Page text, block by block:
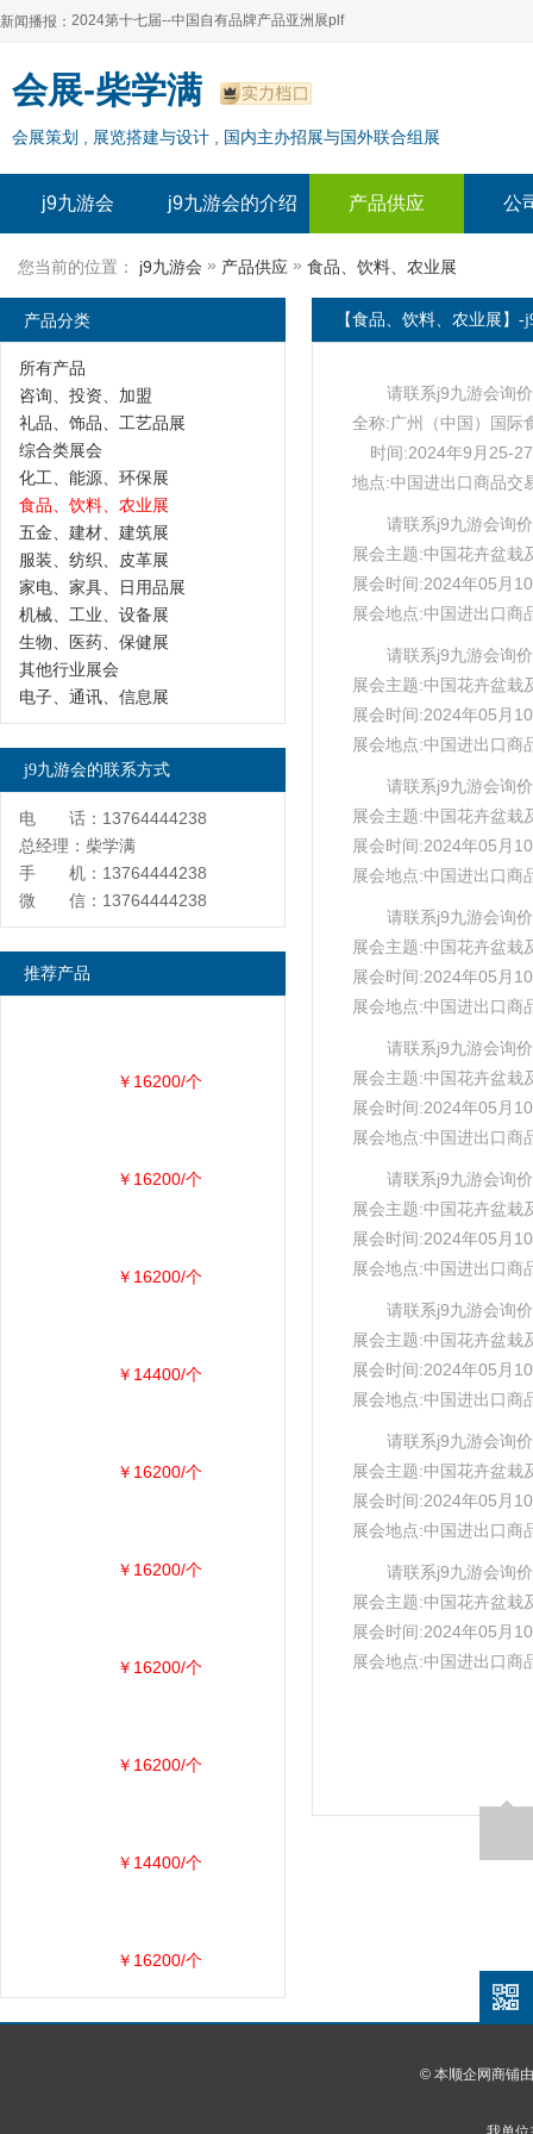
新闻播报：
2024上海自有品牌展--百货展|食品展 零售展|oem展
2024全球自有--品牌产品亚洲展（plf）
2024上海自有品牌展--2024上海oem 贴牌代加工展
2024第十七届--中国自有品牌产品亚洲展plf
2024全球自有--品牌产品亚洲展（plf）
2024年上海--第17届自有品牌展
会展-柴学满
会展策划 , 展览搭建与设计 , 国内主办招展与国外联合组展
j9九游会 j9九游会的介绍 产品供应 公
您当前的位置： j9九游会 » 产品供应 » 食品、饮料、农业展
【食品、饮料、农业展】-
请联系j9九游会询价
全称:广州（中国）国际
时间:2024年9月25-
地点:中国进出口商品交
请联系j9九游会询价
展会主题:中国花卉盆栽
展会时间:2024年05月
展会地点:中国进出口商
请联系j9九游会询价
展会主题:中国花卉盆栽
展会时间:2024年05月
展会地点:中国进出口商
请联系j9九游会询价
展会主题:中国花卉盆栽
展会时间:2024年05月
展会地点:中国进出口商
请联系j9九游会询价
展会主题:中国花卉盆栽
展会时间:2024年05月
展会地点:中国进出口商
请联系j9九游会询价
展会主题:中国花卉盆栽
展会时间:2024年05月
展会地点:中国进出口商
请联系j9九游会询价
展会主题:中国花卉盆栽
展会时间:2024年05月
展会地点:中国进出口商
请联系j9九游会询价
展会主题:中国花卉盆栽
展会时间:2024年05月
展会地点:中国进出口商
请联系j9九游会询价
展会主题:中国花卉盆栽
展会时间:2024年05月
展会地点:中国进出口商
请联系j9九游会询价
展会主题:中国花卉盆栽
展会时间:2024年05月
展会地点:中国进出口商
产品分类
所有产品
咨询、投资、加盟
礼品、饰品、工艺品展
综合类展会
化工、能源、环保展
食品、饮料、农业展
五金、建材、建筑展
服装、纺织、皮革展
家电、家具、日用品展
机械、工业、设备展
生物、医药、保健展
其他行业展会
电子、通讯、信息展
j9九游会的联系方式
电 话：13764444238
总经理：柴学满
手 机：13764444238
微 信：13764444238
推荐产品
￥16200/个
￥16200/个
￥16200/个
￥14400/个
￥16200/个
￥16200/个
￥16200/个
￥16200/个
￥14400/个
￥16200/个
© 本顺企网商铺由